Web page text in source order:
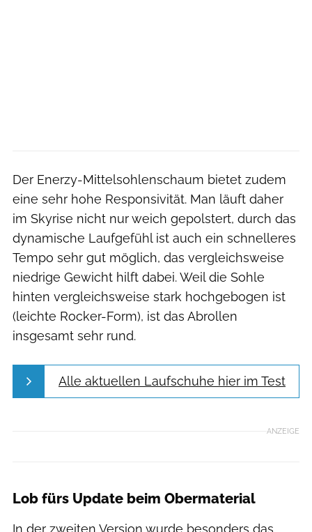
Der Enerzy-Mittelsohlenschaum bietet zudem
eine sehr hohe Responsivität. Man läuft daher
im Skyrise nicht nur weich gepolstert, durch das
dynamische Laufgefühl ist auch ein schnelleres
Tempo sehr gut möglich, das vergleichsweise
niedrige Gewicht hilft dabei. Weil die Sohle
hinten vergleichsweise stark hochgebogen ist
(leichte Rocker-Form), ist das Abrollen
insgesamt sehr rund.
Alle aktuellen Laufschuhe hier im Test
ANZEIGE
Lob fürs Update beim Obermaterial
In der zweiten Version wurde besonders das